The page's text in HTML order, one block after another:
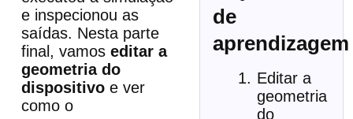
de
aprendizagem
Editar a
geometria
do
e inspecionou as
saídas. Nesta parte
final, vamos editar a
geometria do
dispositivo e ver
como o